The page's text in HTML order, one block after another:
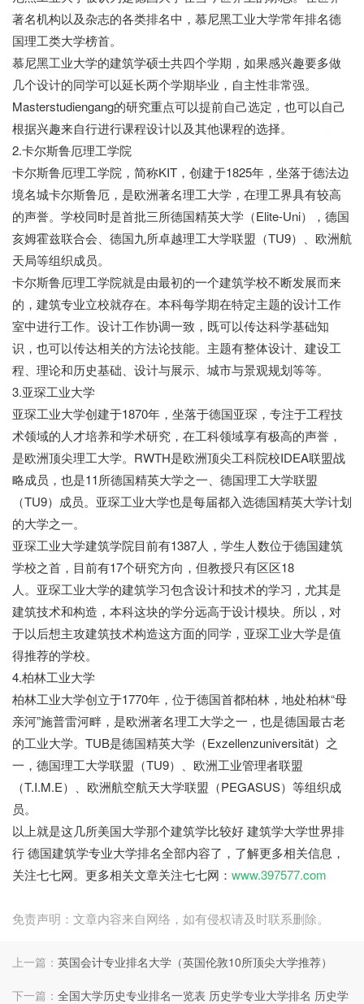
著名机构以及杂志的各类排名中，慕尼黑工业大学常年排名德
国理工类大学榜首。
慕尼黑工业大学的建筑学硕士共四个学期，如果感兴趣要多做
几个设计的同学可以延长两个学期毕业，自主性非常强。
Masterstudiengang的研究重点可以提前自己选定，也可以自己
根据兴趣来自行进行课程设计以及其他课程的选择。
2.卡尔斯鲁厄理工学院
卡尔斯鲁厄理工学院，简称KIT，创建于1825年，坐落于德法边
境名城卡尔斯鲁厄，是欧洲著名理工大学，在理工界具有较高
的声誉。学校同时是首批三所德国精英大学（Elite-Uni），德国
亥姆霍兹联合会、德国九所卓越理工大学联盟（TU9）、欧洲航
天局等组织成员。
卡尔斯鲁厄理工学院就是由最初的一个建筑学校不断发展而来
的，建筑专业立校就存在。本科每学期在特定主题的设计工作
室中进行工作。设计工作协调一致，既可以传达科学基础知
识，也可以传达相关的方法论技能。主题有整体设计、建设工
程、理论和历史基础、设计与展示、城市与景观规划等等。
3.亚琛工业大学
亚琛工业大学创建于1870年，坐落于德国亚琛，专注于工程技
术领域的人才培养和学术研究，在工科领域享有极高的声誉，
是欧洲顶尖理工大学。RWTH是欧洲顶尖工科院校IDEA联盟战
略成员，也是11所德国精英大学之一、德国理工大学联盟
（TU9）成员。亚琛工业大学也是每届都入选德国精英大学计划
的大学之一。
亚琛工业大学建筑学院目前有1387人，学生人数位于德国建筑
学校之首，目前有17个研究方向，但教授只有区区18
人。亚琛工业大学的建筑学习包含设计和技术的学习，尤其是
建筑技术和构造，本科这块的学分远高于设计模块。所以，对
于以后想主攻建筑技术构造这方面的同学，亚琛工业大学是值
得推荐的学校。
4.柏林工业大学
柏林工业大学创立于1770年，位于德国首都柏林，地处柏林“母
亲河”施普雷河畔，是欧洲著名理工大学之一，也是德国最古老
的工业大学。TUB是德国精英大学（Exzellenzuniversität）之
一，德国理工大学联盟（TU9）、欧洲工业管理者联盟
（T.I.M.E）、欧洲航空航天大学联盟（PEGASUS）等组织成
员。
以上就是这几所美国大学那个建筑学比较好 建筑学大学世界排
行 德国建筑学专业大学排名全部内容了，了解更多相关信息，
关注七七网。更多相关文章关注七七网： www.397577.com
免责声明：文章内容来自网络，如有侵权请及时联系删除。
上一篇： 英国会计专业排名大学（英国伦敦10所顶尖大学推荐）
下一篇： 全国大学历史专业排名一览表 历史学专业大学排名 历史学